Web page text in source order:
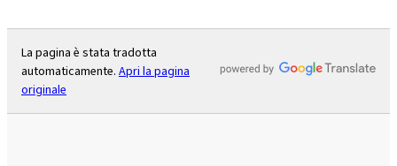
La pagina è stata tradotta
automaticamente. Apri la pagina
originale